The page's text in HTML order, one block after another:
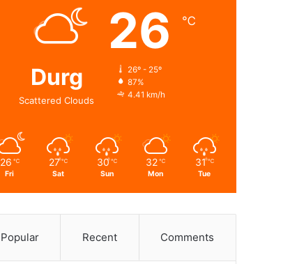
Durg
Scattered Clouds
26 ℃
26º - 25º
87%
4.41 km/h
26 ℃
Fri
27 ℃
Sat
30 ℃
Sun
32 ℃
Mon
31 ℃
Tue
Popular Recent Comments